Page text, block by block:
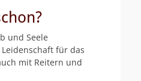
und Seele
für das
mit Reitern und